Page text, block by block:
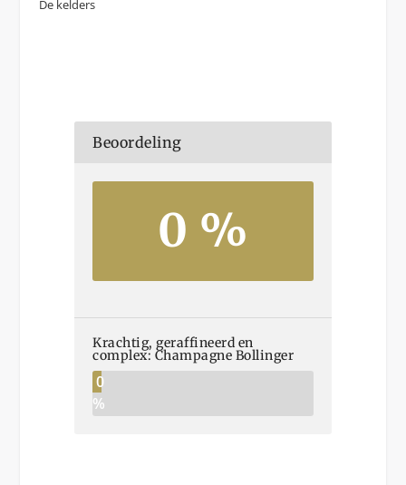
De kelders
Beoordeling
0 %
Krachtig, geraffineerd en
complex: Champagne Bollinger
0
%